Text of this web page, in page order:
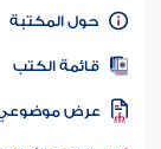
كتاب الأمة
المكتبة
الكتب